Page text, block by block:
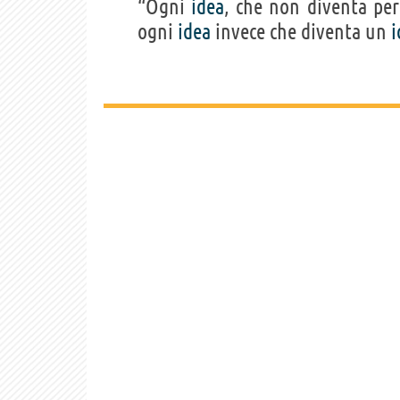
“Ogni idea, che non diventa
ogni idea invece che diventa un